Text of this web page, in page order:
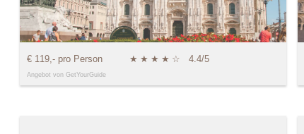
€ 119,- pro Person ★ ★ ★ ★ ☆ 4.4/5
Angebot von GetYourGuide